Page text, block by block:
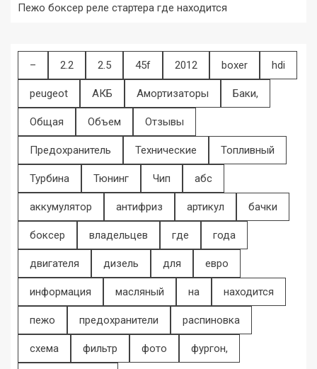
Пежо боксер реле стартера где находится
– 2.2 2.5 45f 2012 boxer hdi
peugeot АКБ Амортизаторы Баки,
Общая Объем Отзывы
Предохранитель Технические Топливный
Турбина Тюнинг Чип абс
аккумулятор антифриз артикул бачки
боксер владельцев где года
двигателя дизель для евро
информация масляный на находится
пежо предохранители распиновка
схема фильтр фото фургон,